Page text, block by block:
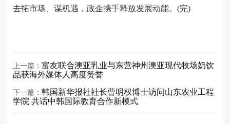
去拓市场、谋机遇，政企携手释放发展动能。(完)
上一篇： 富友联合澳亚乳业与东营神州澳亚现代牧场奶饮
品获海外媒体人高度赞誉
下一篇： 韩国新华报社社长曹明权博士访问山东农业工程
学院 共话中韩国际教育合作新模式